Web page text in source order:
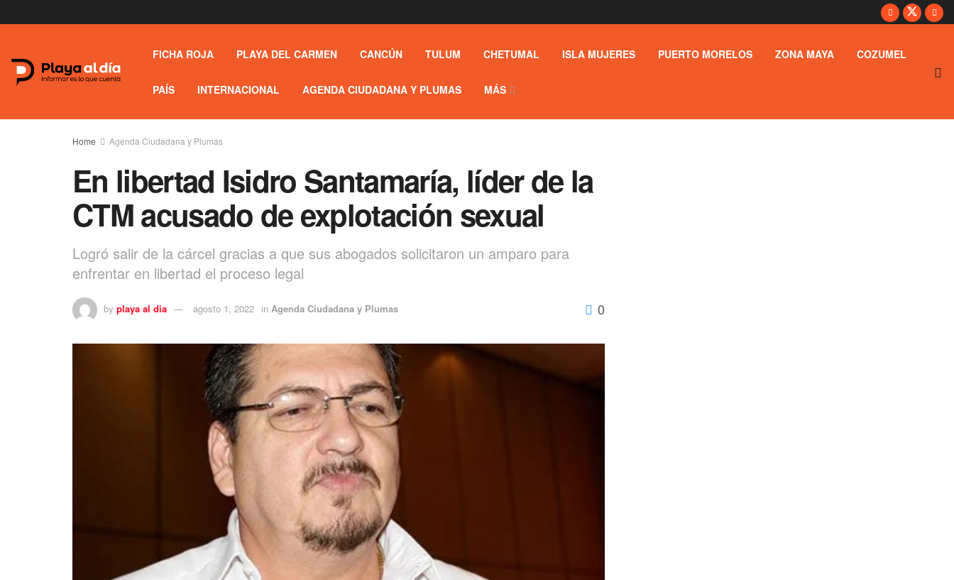
FICHA ROJA PLAYA DEL CARMEN CANCÚN TULUM CHETUMAL ISLA MUJERES PUERTO MORELOS ZONA MAYA COZUMEL
PAÍS INTERNACIONAL AGENDA CIUDADANA Y PLUMAS MÁS
Home Agenda Ciudadana y Plumas
En libertad Isidro Santamaría, líder de la
CTM acusado de explotación sexual
Logró salir de la cárcel gracias a que sus abogados solicitaron un amparo para
enfrentar en libertad el proceso legal
by playa al dia agosto 1, 2022 in Agenda Ciudadana y Plumas 0